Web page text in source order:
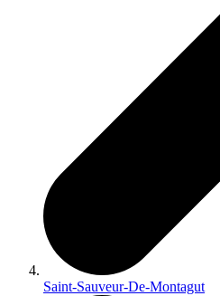
Saint-Sauveur-De-Montagut